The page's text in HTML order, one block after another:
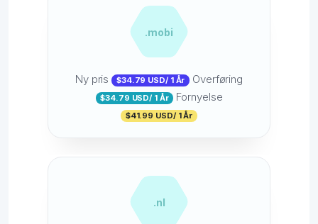
.mobi
Ny pris $34.79 USD/ 1 År Overføring
$34.79 USD/ 1 År Fornyelse
$41.99 USD/ 1 År
.nl